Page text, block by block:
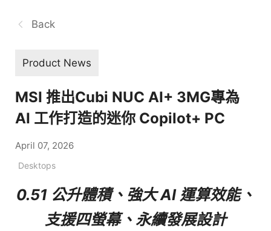
Back
Product News
MSI 推出Cubi NUC AI+ 3MG專為
AI 工作打造的迷你 Copilot+ PC
April 07, 2026
Desktops
0.51 公升體積、強大 AI 運算效能、
支援四螢幕、永續發展設計